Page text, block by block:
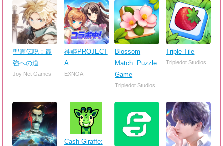
聖霊伝説：最
強への道
Joy Net Games
神姫PROJECT
A
EXNOA
Blossom
Match: Puzzle
Game
Tripledot Studios
Triple Tile
Tripledot Studios
Cash Giraffe: